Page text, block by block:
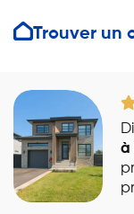
Trouver un
à